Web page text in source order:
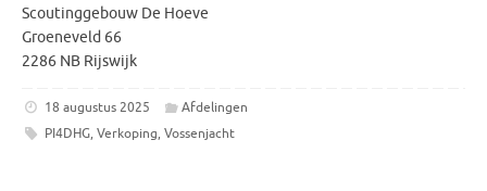
Scoutinggebouw De Hoeve
Groeneveld 66
2286 NB Rijswijk
18 augustus 2025
Afdelingen
PI4DHG, Verkoping, Vossenjacht